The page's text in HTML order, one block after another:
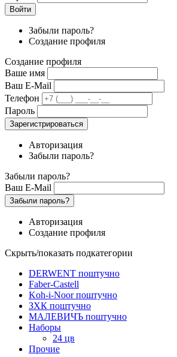
Войти
Забыли пароль?
Создание профиля
Создание профиля
Ваше имя
Ваш E-Mail
Телефон
Пароль
Зарегистрироваться
Авторизация
Забыли пароль?
Забыли пароль?
Ваш E-Mail
Забыли пароль?
Авторизация
Создание профиля
Скрыть/показать подкатегории
DERWENT поштучно
Faber-Castell
Koh-i-Noor поштучно
ЗХК поштучно
МАЛЕВИЧЪ поштучно
Наборы
24 цв
Прочие